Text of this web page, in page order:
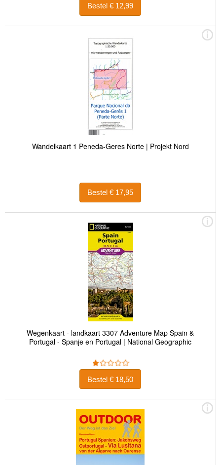
Bestel € 12,99
Wandelkaart 1 Peneda-Geres Norte | Projekt Nord
Bestel € 17,95
Wegenkaart - landkaart 3307 Adventure Map Spain &
Portugal - Spanje en Portugal | National Geographic
Bestel € 18,50